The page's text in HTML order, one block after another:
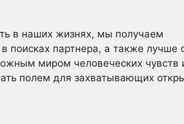
в наших жизнях, мы получаем
поисках партнера, а также лучше
миром человеческих чувств
полем для захватывающих